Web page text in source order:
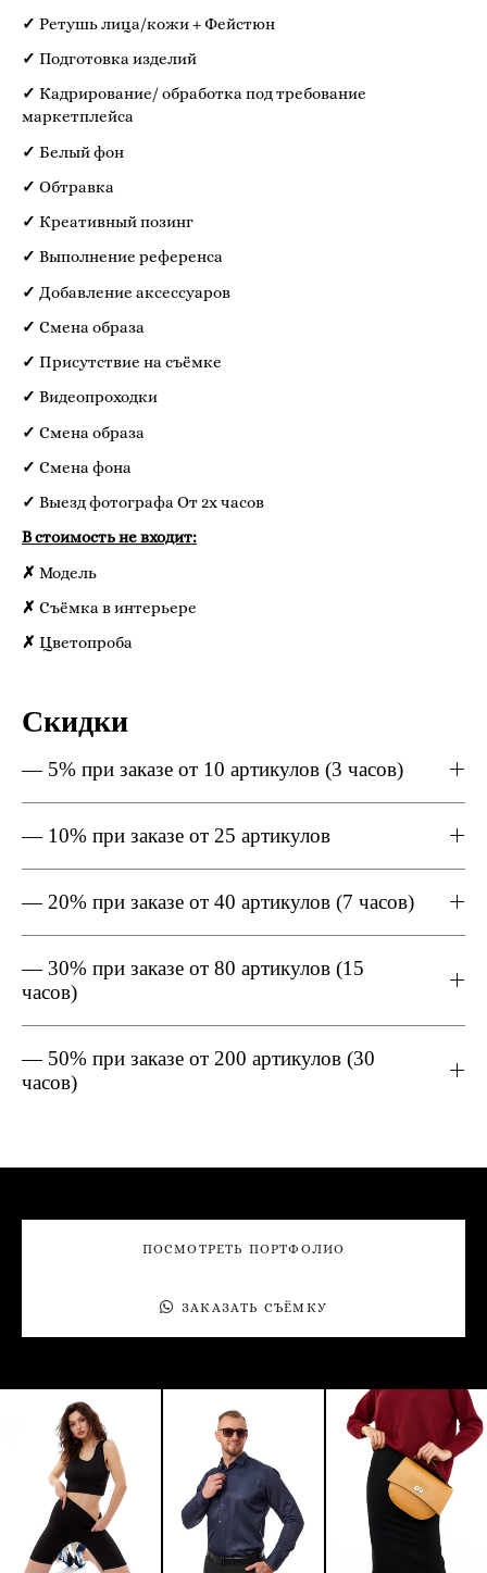
✓ Ретушь лица/кожи + Фейстюн
✓ Подготовка изделий
✓ Кадрирование/ обработка под требование
маркетплейса
✓ Белый фон
✓ Обтравка
✓ Креативный позинг
✓ Выполнение референса
✓ Добавление аксессуаров
✓ Смена образа
✓ Присутствие на съёмке
✓ Видеопроходки
✓ Смена образа
✓ Смена фона
✓ Выезд фотографа От 2х часов
В стоимость не входит:
✗ Модель
✗ Съёмка в интерьере
✗ Цветопроба
Скидки
— 5% при заказе от 10 артикулов (3 часов)
— 10% при заказе от 25 артикулов
— 20% при заказе от 40 артикулов (7 часов)
— 30% при заказе от 80 артикулов (15
часов)
— 50% при заказе от 200 артикулов (30
часов)
ПОСМОТРЕТЬ ПОРТФОЛИО
ЗАКАЗАТЬ СЪËМКУ